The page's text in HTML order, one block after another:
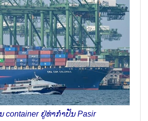
container ຢູ່ທ່າກ່ຳປັ່ນ Pasir